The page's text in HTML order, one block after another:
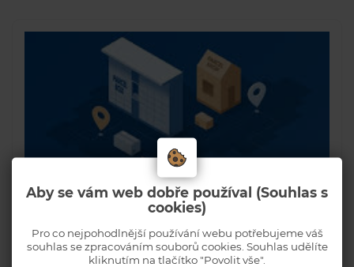
Aby se vám web dobře používal (Souhlas s
cookies)
Pro co nejpohodlnější používání webu potřebujeme váš
souhlas se zpracováním souborů cookies. Souhlas udělíte
kliknutím na tlačítko "Povolit vše".